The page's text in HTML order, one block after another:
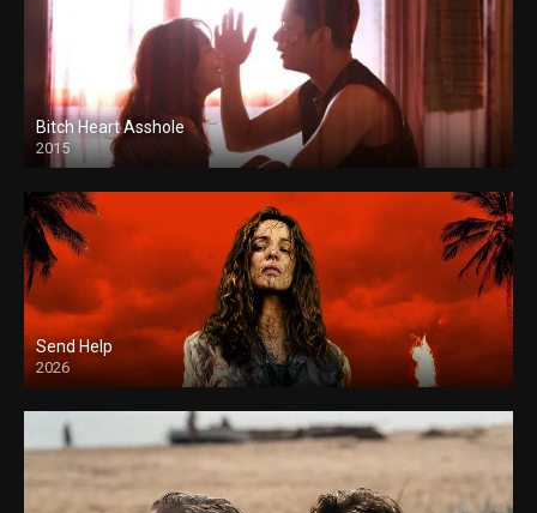
Bitch Heart Asshole
2015
Send Help
2026